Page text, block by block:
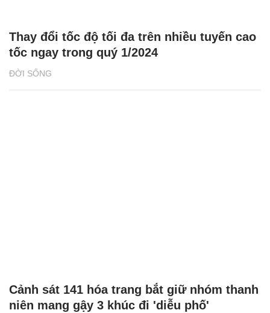
ĐỜI SỐNG
Thay đổi tốc độ tối đa trên nhiều tuyến cao
tốc ngay trong quý 1/2024
Cảnh sát 141 hóa trang bắt giữ nhóm thanh
niên mang gậy 3 khúc đi 'diễu phố'